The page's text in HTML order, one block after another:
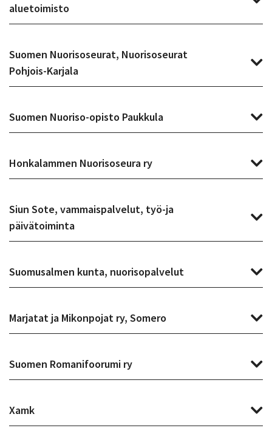
aluetoimisto
Suomen Nuorisoseurat, Nuorisoseurat
Pohjois-Karjala
Suomen Nuoriso-opisto Paukkula
Honkalammen Nuorisoseura ry
Siun Sote, vammaispalvelut, työ-ja
päivätoiminta
Suomusalmen kunta, nuorisopalvelut
Marjatat ja Mikonpojat ry, Somero
Suomen Romanifoorumi ry
Xamk